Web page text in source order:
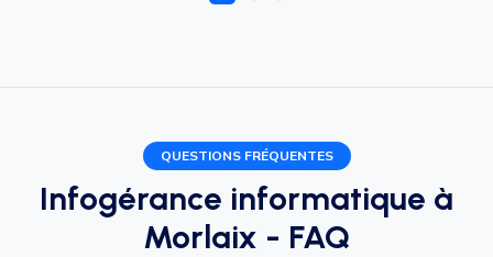
QUESTIONS FRÉQUENTES
Infogérance informatique à
Morlaix - FAQ